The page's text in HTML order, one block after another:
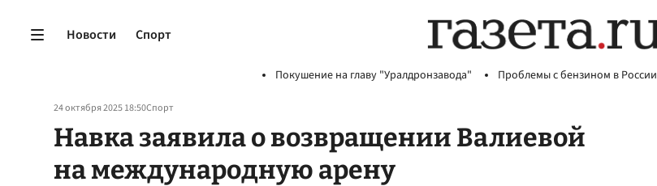
Новости Спорт
Покушение на главу "Уралдронзавода" Проблемы с бензином в России
24 октября 2025 18:50Спорт
Навка заявила о возвращении Валиевой
на международную арену